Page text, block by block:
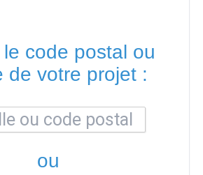
code postal ou
de votre projet :
ou